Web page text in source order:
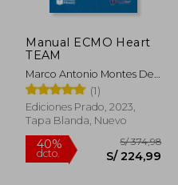
Manual ECMO Heart
TEAM
Marco Antonio Montes De
Oca Sandoval(1)
Ediciones Prado, 2023,
Tapa Blanda, Nuevo